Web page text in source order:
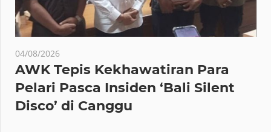
04/08/2026
AWK Tepis Kekhawatiran Para
Pelari Pasca Insiden ‘Bali Silent
Disco’ di Canggu